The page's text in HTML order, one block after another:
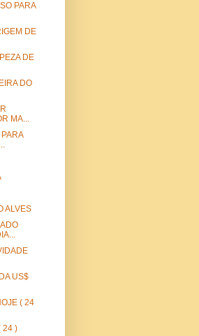
PARA
DE
DE
DO
MA...
ALVES
US$
( 24
24 )